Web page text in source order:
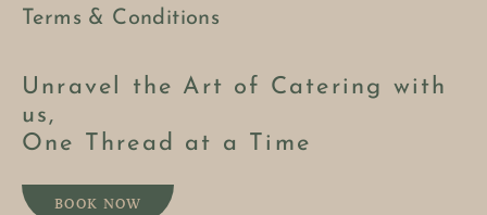
Terms & Conditions
Unravel the Art of Catering with
us,
One Thread at a Time
BOOK NOW